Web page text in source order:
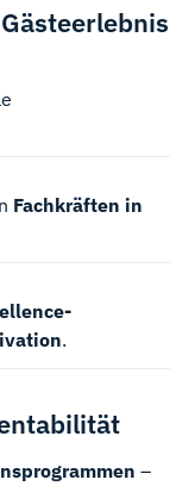
Fachkräften in
.
–